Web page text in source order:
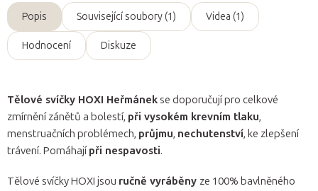
Popis Související soubory (1) Videa (1)
Hodnocení Diskuze
Tělové svíčky HOXI Heřmánekse doporučují pro celkové
zmírnění zánětů a bolestí, při vysokém krevním tlaku,
menstruačních problémech, průjmu, nechutenství, ke zlepšení
trávení. Pomáhajípři nespavosti.
Tělové svíčky HOXI jsou ručně vyráběny ze 100% bavlněného